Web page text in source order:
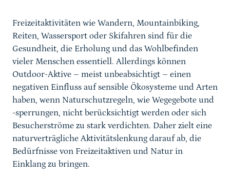
Freizeitaktivitäten wie Wandern, Mountainbiking,
Reiten, Wassersport oder Skifahren sind für die
Gesundheit, die Erholung und das Wohlbefinden
vieler Menschen essentiell. Allerdings können
Outdoor-Aktive – meist unbeabsichtigt – einen
negativen Einfluss auf sensible Ökosysteme und Arten
haben, wenn Naturschutzregeln, wie Wegegebote und
-sperrungen, nicht berücksichtigt werden oder sich
Besucherströme zu stark verdichten. Daher zielt eine
naturverträgliche Aktivitätslenkung darauf ab, die
Bedürfnisse von Freizeitaktiven und Natur in
Einklang zu bringen.